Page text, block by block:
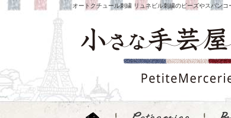
オートクチュール刺繍 リュネビル刺繍のビーズやスパンコ